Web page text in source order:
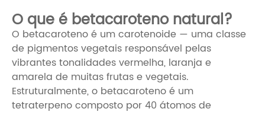
O que é betacaroteno natural?
O betacaroteno é um carotenoide — uma classe
de pigmentos vegetais responsável pelas
vibrantes tonalidades vermelha, laranja e
amarela de muitas frutas e vegetais.
Estruturalmente, o betacaroteno é um
tetraterpeno composto por 40 átomos de